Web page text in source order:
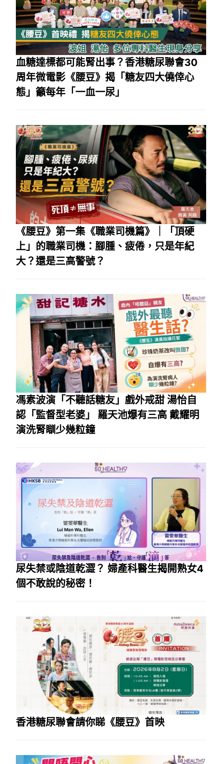
血糖達標都可能腎出事？香港糖尿聯會30
周年微電影《腰豆》揭「糖友四大僥倖心
態」籲每年「一血一尿」
《腰豆》第一集《職業司機篇》｜「頂硬
上」的職業司機：腳腫、疲倦，只是年紀
大？還是三高警號？
馮素波演「不聽話糖友」戲外戒甜 湯怡自
認「監督型老婆」 羅天池爆有三高 戴耀明
演洗腎瞓少幾粒鐘
尿失禁或陰道乾澀？ 婦產科醫生揭開熟女4
個不敢說的秘密！
香港糖尿聯會請你睇《腰豆》首映